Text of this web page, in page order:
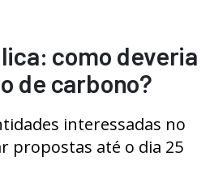
como deveria
de carbono?
interessadas no
propostas até o dia 25